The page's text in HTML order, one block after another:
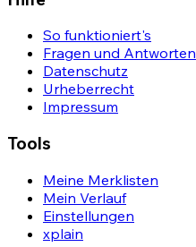
So funktioniert's
Fragen und Antworten
Datenschutz
Urheberrecht
Impressum
Tools
Meine Merklisten
Mein Verlauf
Einstellungen
xplain